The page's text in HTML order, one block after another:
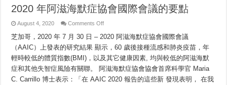
2020 年阿滋海默症協會國際會議的要點
August 4, 2020 Comments Offon
年
滋
海
默
症
協
芝加哥，2020 年 7 月 30 日 – 2020 阿滋海默症協會國際會議
（AAIC）上發表的研究結果 顯示，60 歲後接種流感和肺炎疫苗，年
輕時較低的體質指數(BMI)，以及其它健康因素, 均與較低的阿滋海默
症和其他失智症風險有關聯。 阿滋海默症協會協會首席科學官 Maria
C. Carrillo 博士表示：「在 AAIC 2020 報告的這些新 發現表明， 在我